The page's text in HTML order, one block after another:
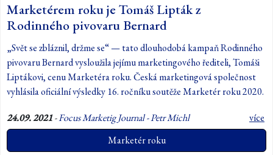
Marketérem roku je Tomáš Lipták z
Rodinného pivovaru Bernard
„Svět se zbláznil, držme se“ — tato dlouhodobá kampaň Rodinného
pivovaru Bernard vysloužila jejímu marketingového řediteli, Tomáši
Liptákovi, cenu Marketéra roku. Česká marketingová společnost
vyhlásila oficiální výsledky 16. ročníku soutěže Marketér roku 2020.
24.09. 2021-Focus Marketig Journal - Petr Michl
více
Marketér roku